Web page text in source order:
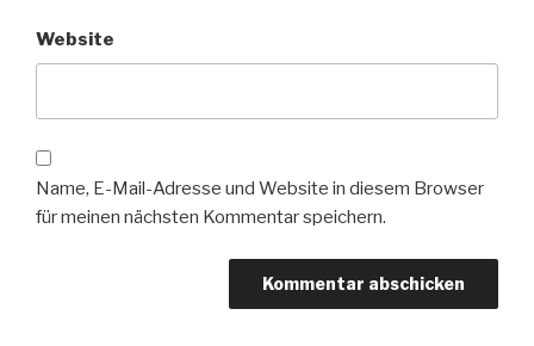
Website
Name, E-Mail-Adresse und Website in diesem Browser
für meinen nächsten Kommentar speichern.